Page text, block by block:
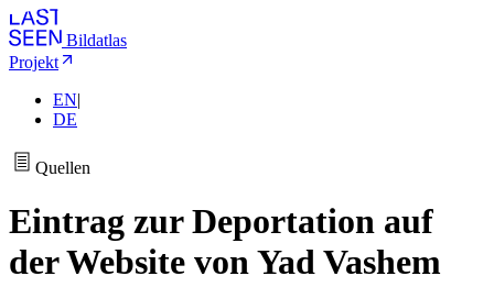
Bildatlas
Projekt
EN|
DE
Quellen
Eintrag zur Deportation auf
der Website von Yad Vashem